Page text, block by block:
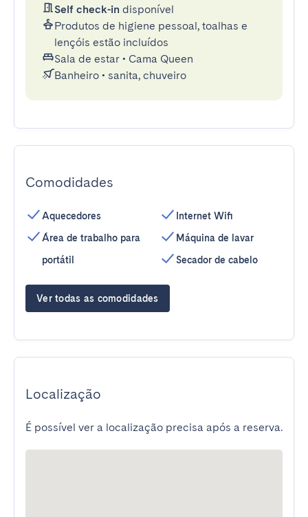
Self check-in disponível
Produtos de higiene pessoal, toalhas e
lençóis estão incluídos
Sala de estar • Cama Queen
Banheiro • sanita, chuveiro
Comodidades
Aquecedores
Área de trabalho para
portátil
Internet Wifi
Máquina de lavar
Secador de cabelo
Ver todas as comodidades
Localização
É possível ver a localização precisa após a reserva.